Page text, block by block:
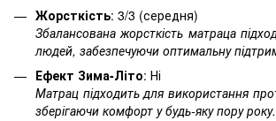
Жорсткість: 3/3 (середня)
Збалансована жорсткість матраца
людей, забезпечуючи оптимальну
Ефект Зима-Літо: Ні
Матрац підходить для використання
зберігаючи комфорт у будь-яку пору року.